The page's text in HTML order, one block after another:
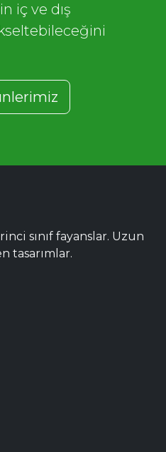
iç ve dış
sınıf fayanslar. Uzun
tasarımlar.